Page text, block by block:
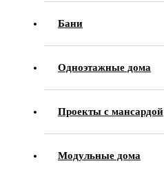
Бани
Одноэтажные дома
Проекты с мансардой
Модульные дома